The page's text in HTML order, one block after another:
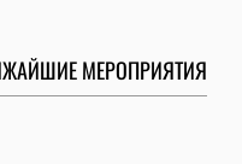
МЕРОПРИЯТИЯ